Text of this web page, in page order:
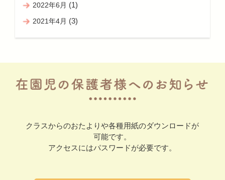
2022年6月 (1)
2021年4月 (3)
クラスからのおたよりや各種用紙のダウンロードが
可能です。
アクセスにはパスワードが必要です。